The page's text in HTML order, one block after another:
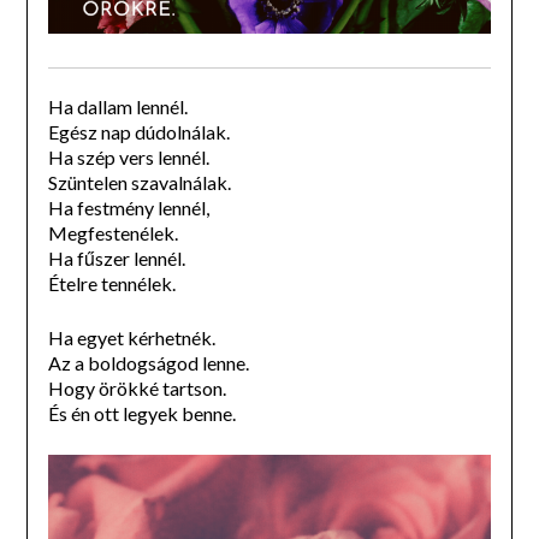
Ha dallam lennél.
Egész nap dúdolnálak.
Ha szép vers lennél.
Szüntelen szavalnálak.
Ha festmény lennél,
Megfestenélek.
Ha fűszer lennél.
Ételre tennélek.
Ha egyet kérhetnék.
Az a boldogságod lenne.
Hogy örökké tartson.
És én ott legyek benne.